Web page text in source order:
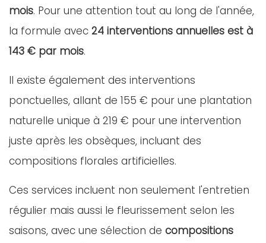
mois. Pour une attention tout au long de l'année,
la formule avec 24 interventions annuelles est à
143 € par mois.
Il existe également des interventions
ponctuelles, allant de 155 € pour une plantation
naturelle unique à 219 € pour une intervention
juste après les obsèques, incluant des
compositions florales artificielles.
Ces services incluent non seulement l'entretien
régulier mais aussi le fleurissement selon les
saisons, avec une sélection de compositions